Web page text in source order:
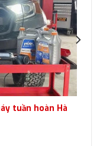
tuần hoàn Hà